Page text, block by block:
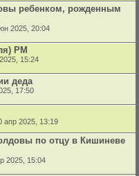
ребенком, рожденным
2025, 20:04
РМ
15:24
деда
17:50
апр 2025, 13:19
по отцу в Кишиневе
2025, 15:04